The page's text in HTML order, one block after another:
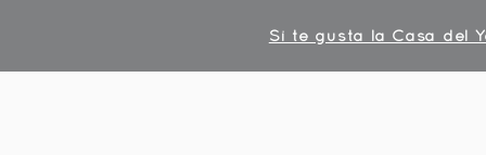
Si te gusta la Casa del